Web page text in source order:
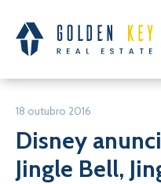
18 outubro 2016
Disney
Jingle Bell,